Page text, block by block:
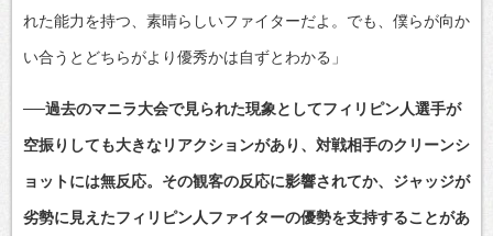
れた能力を持つ、素晴らしいファイターだよ。でも、僕らが向か
い合うとどちらがより優秀かは自ずとわかる」
──過去のマニラ大会で見られた現象としてフィリピン人選手が
空振りしても大きなリアクションがあり、対戦相手のクリーンシ
ョットには無反応。その観客の反応に影響されてか、ジャッジが
劣勢に見えたフィリピン人ファイターの優勢を支持することがあ